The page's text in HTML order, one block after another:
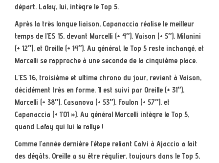
départ. Lafay, lui, intègre le Top 5.
Après la très longue liaison, Capanaccia réalise le meilleur
temps de l’ES 15, devant Marcelli (+ 4″), Vaison (+ 5″), Milanini
(+ 12″), et Oreille (+ 14″). Au général, le Top 5 reste inchangé, et
Marcelli se rapproche à une seconde de la cinquième place.
L’ES 16, troisième et ultime chrono du jour, revient à Vaison,
décidément très en forme. Il est suivi par Oreille (+ 31″),
Marcelli (+ 38″), Casanova (+ 53″), Foulon (+ 57″), et
Capanaccia (+ 1’01 »). Au général Marcelli intègre le Top 5,
quand Lafay qui lui le rallye !
Comme l’année dernière l’étape reliant Calvi à Ajaccio a fait
des dégâts. Oreille a su être régulier, toujours dans le Top 5,